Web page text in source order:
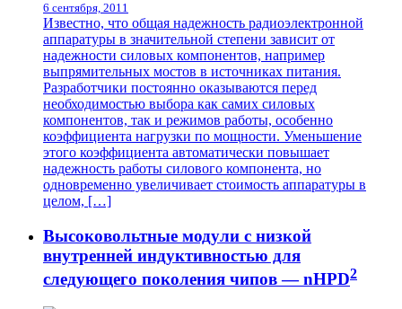
6 сентября, 2011
Известно, что общая надежность радиоэлектронной
аппаратуры в значительной степени зависит от
надежности силовых компонентов, например
выпрямительных мостов в источниках питания.
Разработчики постоянно оказываются перед
необходимостью выбора как самих силовых
компонентов, так и режимов работы, особенно
коэффициента нагрузки по мощности. Уменьшение
этого коэффициента автоматически повышает
надежность работы силового компонента, но
одновременно увеличивает стоимость аппаратуры в
целом, […]
Высоковольтные модули с низкой
внутренней индуктивностью для
следующего поколения чипов — nHPD2